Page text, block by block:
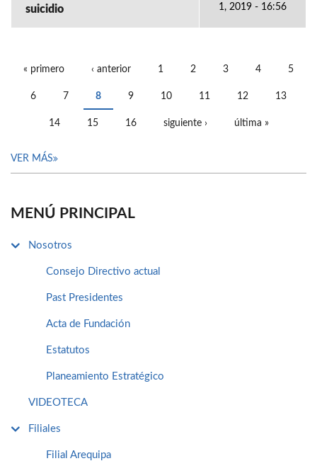
suicidio
1, 2019 - 16:56
« primero ‹ anterior 1 2 3 4 5
6 7 8 9 10 11 12 13
14 15 16 siguiente › última »
VER MÁS
MENÚ PRINCIPAL
Nosotros
Consejo Directivo actual
Past Presidentes
Acta de Fundación
Estatutos
Planeamiento Estratégico
VIDEOTECA
Filiales
Filial Arequipa